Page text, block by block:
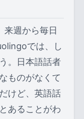
来週から毎日
では、し
。日本語話者
ものがなくて
けど、英語話
あることがわ